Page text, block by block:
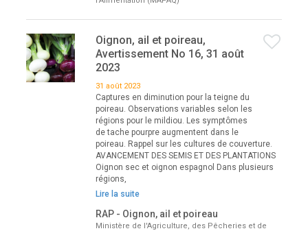
Oignon, ail et poireau,
Avertissement No 16, 31 août
2023
31 août 2023
Captures en diminution pour la teigne du
poireau. Observations variables selon les
régions pour le mildiou. Les symptômes
de tache pourpre augmentent dans le
poireau. Rappel sur les cultures de couverture.
AVANCEMENT DES SEMIS ET DES PLANTATIONS
Oignon sec et oignon espagnol Dans plusieurs
régions,
Lire la suite
RAP - Oignon, ail et poireau
Ministère de l'Agriculture, des Pêcheries et de